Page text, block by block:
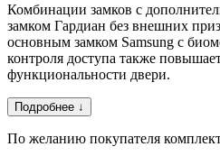
Комбинации замков с
замком Гардиан без внешних
основным замком Samsung с
контроля доступа также
функциональности двери.
Подробнее ↓
По желанию покупателя